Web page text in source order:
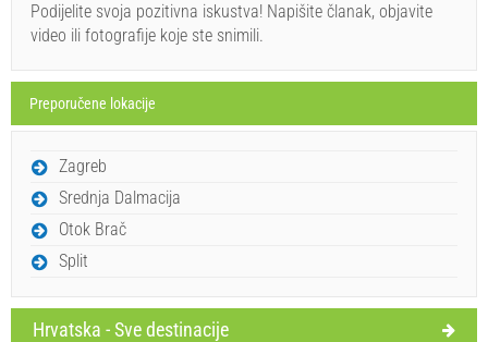
Pošalji upit
Podijelite svoja pozitivna iskustva! Napišite članak, objavite
video ili fotografije koje ste snimili.
Preporučene lokacije
Zagreb
Srednja Dalmacija
Otok Brač
Split
Hrvatska - Sve destinacije